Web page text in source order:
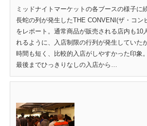
ミッドナイトマーケットの各ブースの様子に
長蛇の列が発生したTHE CONVENI(ザ・コン
をレポート。通常商品が販売される店内も10
れるように、入店制限の行列が発生していた
時間も短く、比較的入店がしやすかった印象
最後までひっきりなしの入店から…